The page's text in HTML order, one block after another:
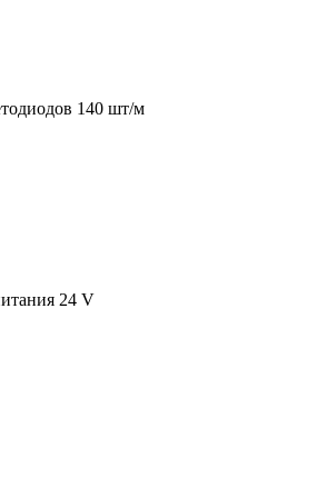
140 шт/м
24 V